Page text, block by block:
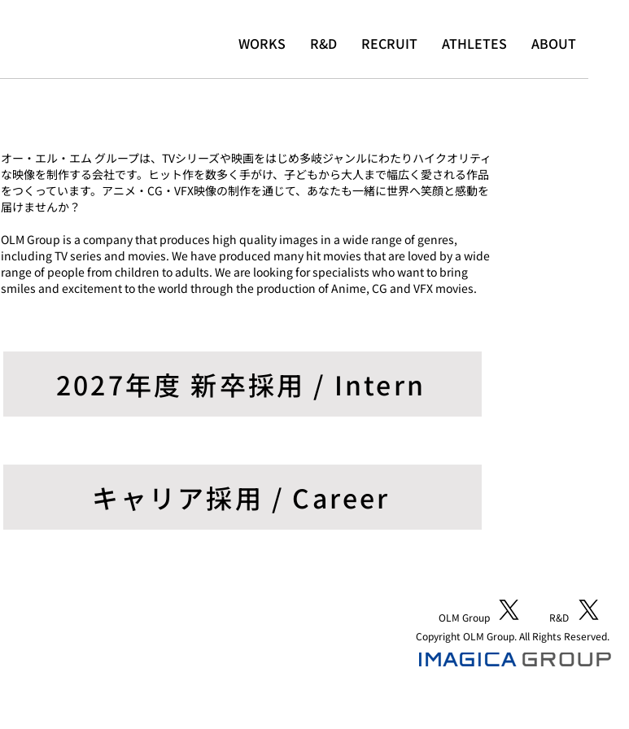
WORKS R&D RECRUIT ATHLETES ABOUT
オー・エル・エム グループは、TVシリーズや映画をはじめ多岐ジャンルにわたりハイクオリティ
な映像を制作する会社です。ヒット作を数多く手がけ、子どもから大人まで幅広く愛される作品
をつくっています。アニメ・CG・VFX映像の制作を通じて、あなたも一緒に世界へ笑顔と感動を
届けませんか？
OLM Group is a company that produces high quality images in a wide range of genres,
including TV series and movies. We have produced many hit movies that are loved by a wide
range of people from children to adults. We are looking for specialists who want to bring
smiles and excitement to the world through the production of Anime, CG and VFX movies.
2027年度 新卒採用 / Intern
キャリア採用 / Career
OLM Group
R&D
Copyright OLM Group. All Rights Reserved.